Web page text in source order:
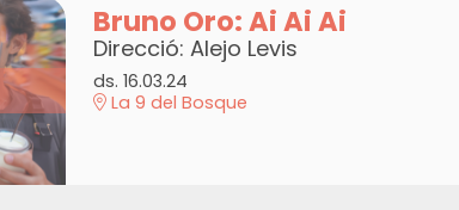
Bruno Oro: Ai Ai Ai
Direcció: Alejo Levis
ds. 16.03.24
La 9 del Bosque